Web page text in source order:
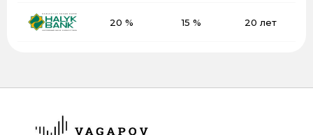
20 % 15 % 20 лет